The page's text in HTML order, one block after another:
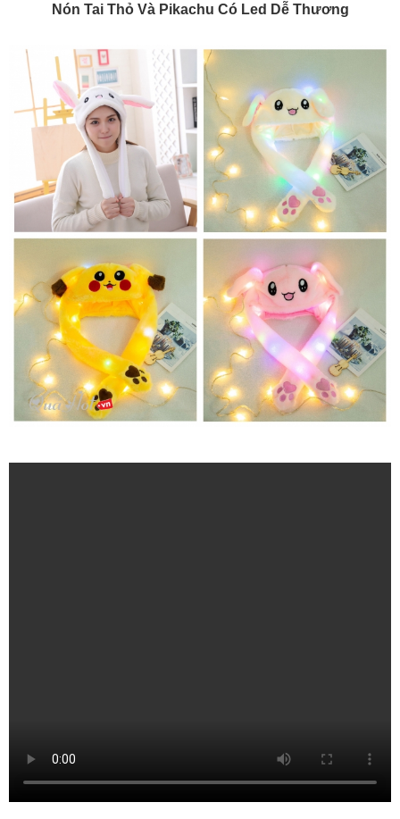
Nón Tai Thỏ Và Pikachu Có Led Dễ Thương